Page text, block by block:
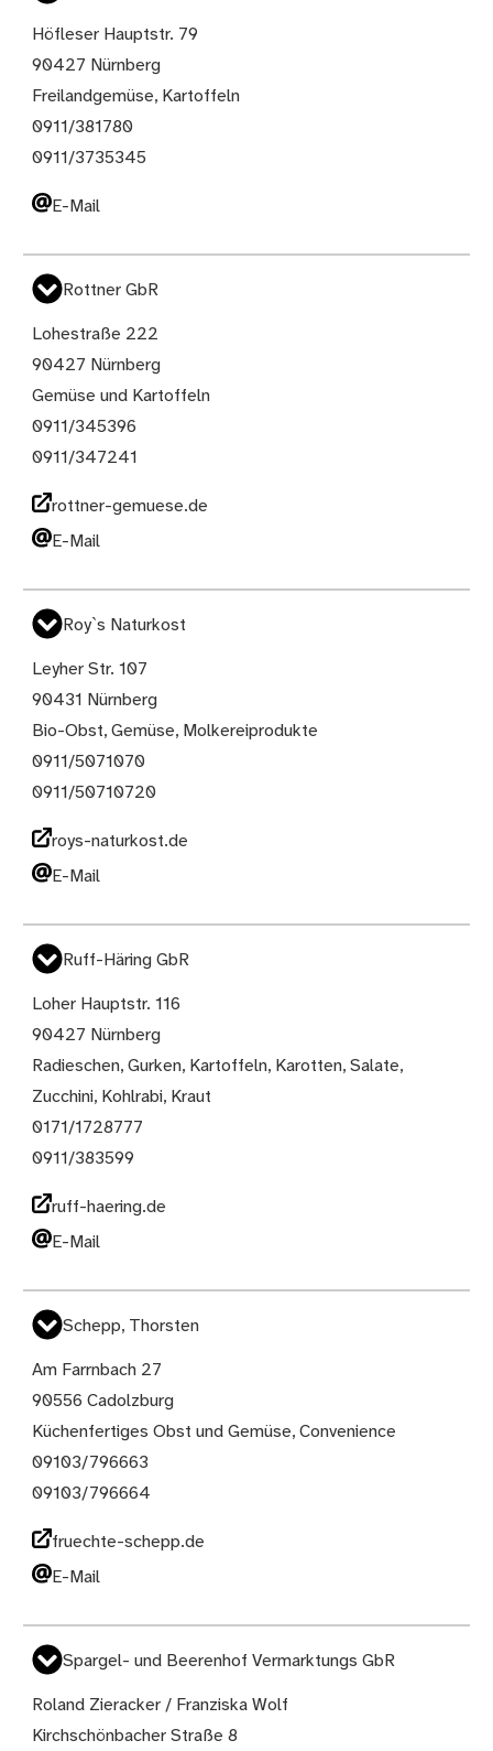
Höfleser Hauptstr. 79
90427 Nürnberg
Freilandgemüse, Kartoffeln
0911/381780
0911/3735345
E-Mail
Rottner GbR
Lohestraße 222
90427 Nürnberg
Gemüse und Kartoffeln
0911/345396
0911/347241
rottner-gemuese.de
E-Mail
Roy`s Naturkost
Leyher Str. 107
90431 Nürnberg
Bio-Obst, Gemüse, Molkereiprodukte
0911/5071070
0911/50710720
roys-naturkost.de
E-Mail
Ruff-Häring GbR
Loher Hauptstr. 116
90427 Nürnberg
Radieschen, Gurken, Kartoffeln, Karotten, Salate,
Zucchini, Kohlrabi, Kraut
0171/1728777
0911/383599
ruff-haering.de
E-Mail
Schepp, Thorsten
Am Farrnbach 27
90556 Cadolzburg
Küchenfertiges Obst und Gemüse, Convenience
09103/796663
09103/796664
fruechte-schepp.de
E-Mail
Spargel- und Beerenhof Vermarktungs GbR
Roland Zieracker / Franziska Wolf
Kirchschönbacher Straße 8